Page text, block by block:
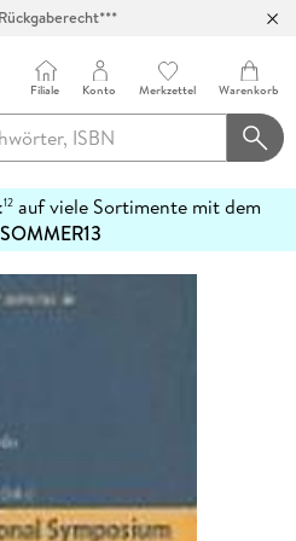
Filiale Konto Merkzettel Warenkorb
12auf viele Sortimente mit dem
SOMMER13